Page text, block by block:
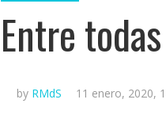
Entre
by RMdS 11 enero, 2020,